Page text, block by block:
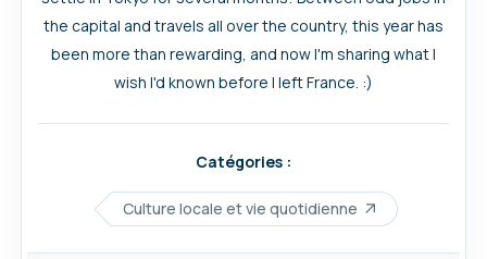
the capital and travels all over the country, this year has
been more than rewarding, and now I'm sharing what I
wish I'd known before I left France. :)
Catégories :
Culture locale et vie quotidienne